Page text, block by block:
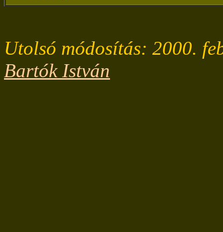
Utolsó módosítás: 2000.
Bartók István